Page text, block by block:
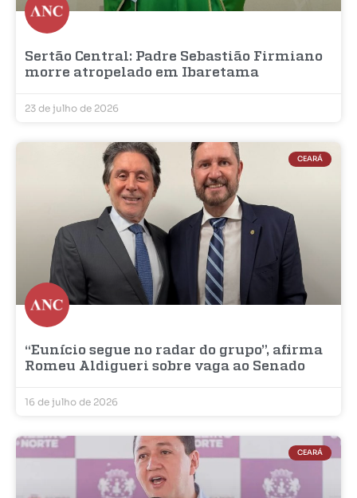
Sertão Central: Padre Sebastião Firmiano
morre atropelado em Ibaretama
23 de julho de 2026
CEARÁ
“Eunício segue no radar do grupo”, afirma
Romeu Aldigueri sobre vaga ao Senado
16 de julho de 2026
CEARÁ